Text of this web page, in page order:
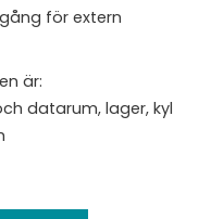
för extern
är:
datarum, lager, kyl